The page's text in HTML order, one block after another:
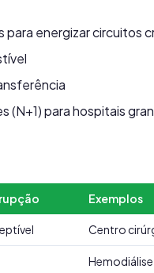
para energizar circuitos
(N+1) para hospitais
Exemplos
Centro